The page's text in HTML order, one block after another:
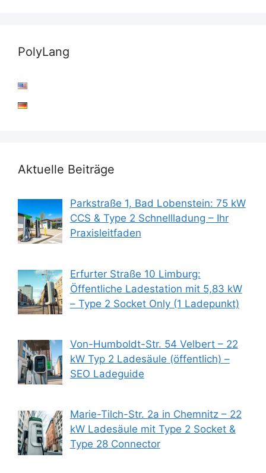
PolyLang
Aktuelle Beiträge
Parkstraße 1, Bad Lobenstein: 75 kW
CCS & Type 2 Schnellladung – Ihr
Praxisleitfaden
Erfurter Straße 10 Limburg:
Öffentliche Ladestation mit 5,83 kW
– Type 2 Socket Only (1 Ladepunkt)
Von-Humboldt-Str. 54 Velbert – 22
kW Typ 2 Ladesäule (öffentlich) –
SEO Ladeguide
Marie-Tilch-Str. 2a in Chemnitz – 22
kW Ladesäule mit Type 2 Socket &
Type 28 Connector